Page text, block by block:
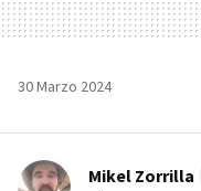
30 Marzo 2024
Mikel Zorrilla